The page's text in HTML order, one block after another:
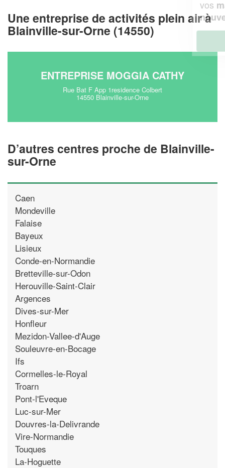
Une entreprise de activités plein air à
Blainville-sur-Orne (14550)
ENTREPRISE MOGGIA CATHY
Rue Bat F App 1residence Colbert
14550 Blainville-sur-Orne
D’autres centres proche de Blainville-
sur-Orne
Caen
Mondeville
Falaise
Bayeux
Lisieux
Conde-en-Normandie
Bretteville-sur-Odon
Herouville-Saint-Clair
Argences
Dives-sur-Mer
Honfleur
Mezidon-Vallee-d'Auge
Souleuvre-en-Bocage
Ifs
Cormelles-le-Royal
Troarn
Pont-l'Eveque
Luc-sur-Mer
Douvres-la-Delivrande
Vire-Normandie
Touques
La-Hoguette
nouveaux clients!
En savoir plus